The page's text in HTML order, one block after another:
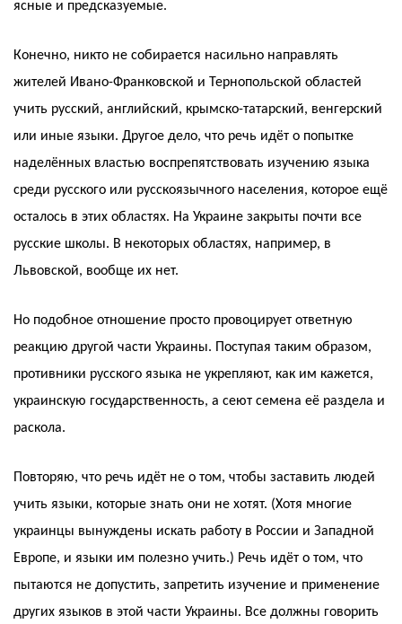
ясные и предсказуемые.
Конечно, никто не собирается насильно направлять
жителей Ивано-Франковской и Тернопольской областей
учить русский, английский, крымско-татарский, венгерский
или иные языки. Другое дело, что речь идёт о попытке
наделённых властью воспрепятствовать изучению языка
среди русского или русскоязычного населения, которое ещё
осталось в этих областях. На Украине закрыты почти все
русские школы. В некоторых областях, например, в
Львовской, вообще их нет.
Но подобное отношение просто провоцирует ответную
реакцию другой части Украины. Поступая таким образом,
противники русского языка не укрепляют, как им кажется,
украинскую государственность, а сеют семена её раздела и
раскола.
Повторяю, что речь идёт не о том, чтобы заставить людей
учить языки, которые знать они не хотят. (Хотя многие
украинцы вынуждены искать работу в России и Западной
Европе, и языки им полезно учить.) Речь идёт о том, что
пытаются не допустить, запретить изучение и применение
других языков в этой части Украины. Все должны говорить